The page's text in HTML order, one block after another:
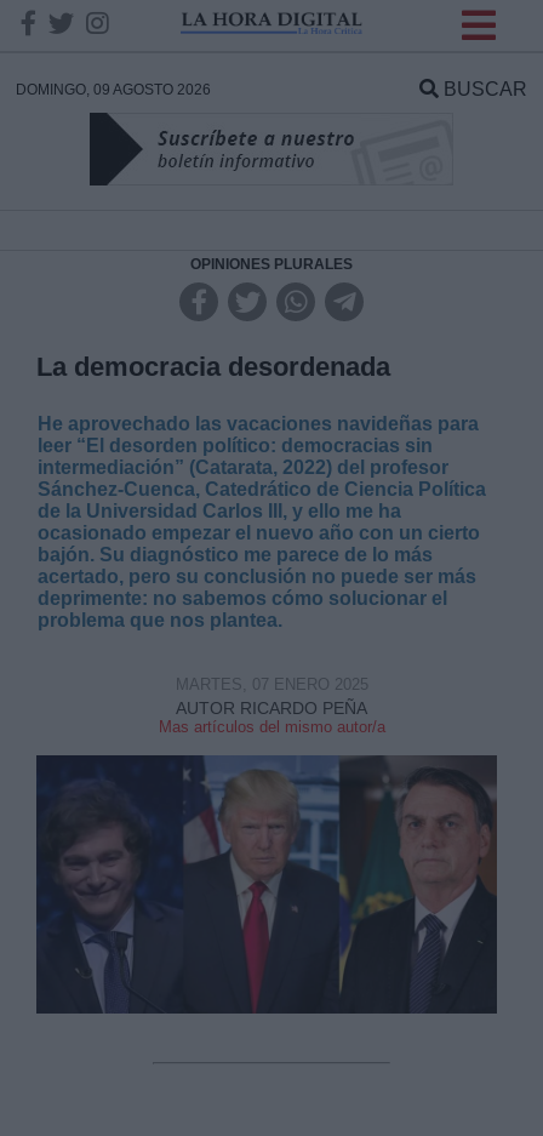
DOMINGO, 09 AGOSTO 2026 BUSCAR
OPINIONES PLURALES
La democracia desordenada
He aprovechado las vacaciones navideñas para
leer “El desorden político: democracias sin
intermediación” (Catarata, 2022) del profesor
Sánchez-Cuenca, Catedrático de Ciencia Política
de la Universidad Carlos III, y ello me ha
ocasionado empezar el nuevo año con un cierto
bajón. Su diagnóstico me parece de lo más
acertado, pero su conclusión no puede ser más
deprimente: no sabemos cómo solucionar el
problema que nos plantea.
AUTOR RICARDO PEÑA
Mas artículos del mismo autor/a
MARTES, 07 ENERO 2025
DATOS
Responsable:
Legitimación:
Destinatarios:
link